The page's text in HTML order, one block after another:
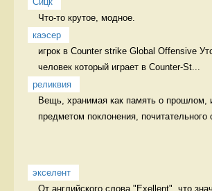
Что-то крутое, модное.
каэсер
игрок в Counter strike Global Offensive
человек который играет в Counter-St...
реликвия
Вещь, хранимая как память о прошлом,
предметом поклонения, почитательного
экселент
От английского слова "Exellent", что